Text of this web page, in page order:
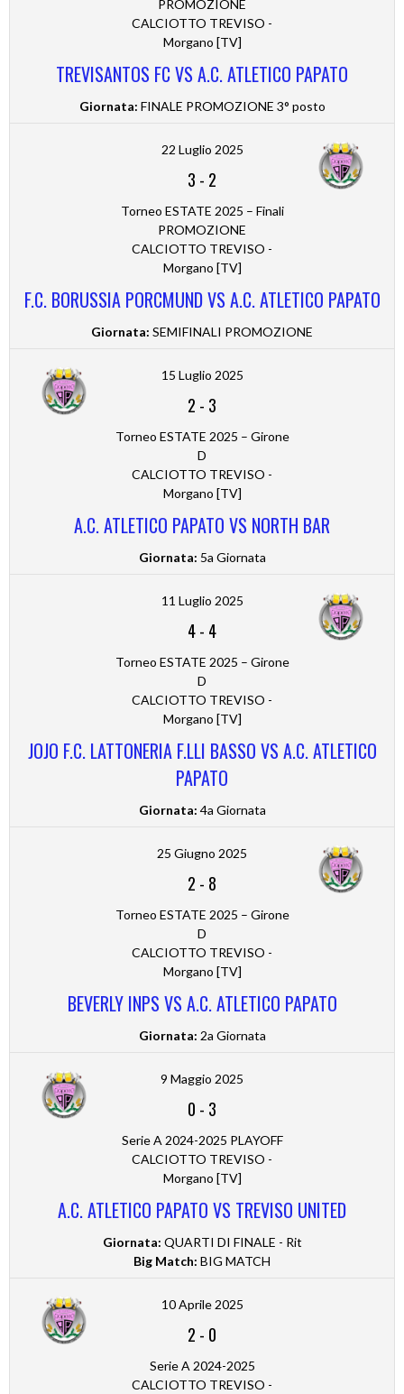
PROMOZIONE
CALCIOTTO TREVISO -
Morgano [TV]
TREVISANTOS FC VS A.C. ATLETICO PAPATO
Giornata: FINALE PROMOZIONE 3° posto
22 Luglio 2025
3 - 2
Torneo ESTATE 2025 – Finali
PROMOZIONE
CALCIOTTO TREVISO -
Morgano [TV]
F.C. BORUSSIA PORCMUND VS A.C. ATLETICO PAPATO
Giornata: SEMIFINALI PROMOZIONE
15 Luglio 2025
2 - 3
Torneo ESTATE 2025 – Girone
D
CALCIOTTO TREVISO -
Morgano [TV]
A.C. ATLETICO PAPATO VS NORTH BAR
Giornata: 5a Giornata
11 Luglio 2025
4- 4
Torneo ESTATE 2025 – Girone
D
CALCIOTTO TREVISO -
Morgano [TV]
JOJO F.C. LATTONERIA F.LLI BASSO VS A.C. ATLETICO
PAPATO
Giornata: 4a Giornata
25 Giugno 2025
2 - 8
Torneo ESTATE 2025 – Girone
D
CALCIOTTO TREVISO -
Morgano [TV]
BEVERLY INPS VS A.C. ATLETICO PAPATO
Giornata: 2a Giornata
9 Maggio 2025
0 - 3
Serie A 2024-2025 PLAYOFF
CALCIOTTO TREVISO -
Morgano [TV]
A.C. ATLETICO PAPATO VS TREVISO UNITED
Giornata: QUARTI DI FINALE - Rit
Big Match: BIG MATCH
10 Aprile 2025
2 - 0
Serie A 2024-2025
CALCIOTTO TREVISO -